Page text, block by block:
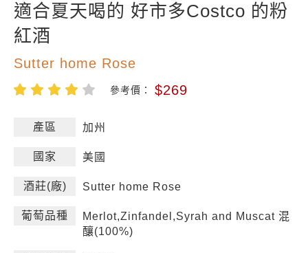
適合夏天喝的 好市多Costco 的粉
紅酒
Sutter home Rose
參考價： $269
產區 加州
國家 美國
酒莊(廠) Sutter home Rose
葡萄品種
Merlot,Zinfandel,Syrah and Muscat 混
釀(100%)